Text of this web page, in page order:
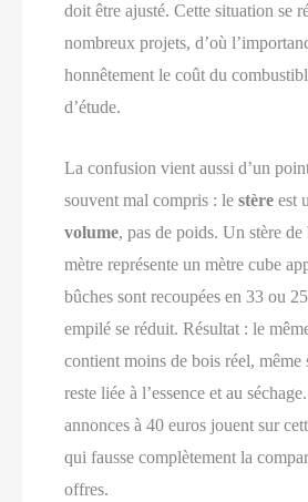
doit être ajusté. Cette situation se
nombreux projets, d’où
honnêtement le coût du
d’étude.
La confusion vient aussi d’un
souvent mal compris : lestère est
volume, pas de poids. Un stère de
mètre représente un mètre cube
bûches sont recoupées en 33 ou
empilé se réduit. Résultat : le
contient moins de bois réel, même
reste liée à l’essence et au
annonces à 40 euros jouent sur
qui fausse complètement la
offres.